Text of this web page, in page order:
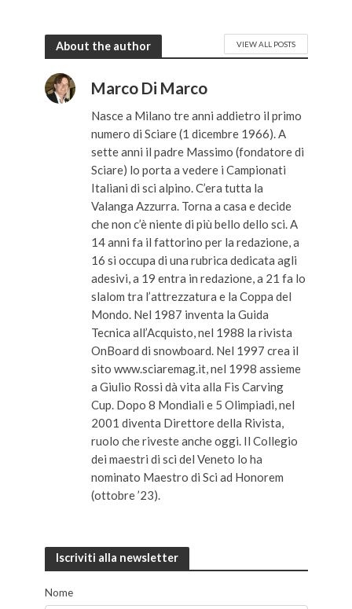
About the author VIEW ALL POSTS
Marco Di Marco
Nasce a Milano tre anni addietro il primo
numero di Sciare (1 dicembre 1966). A
sette anni il padre Massimo (fondatore di
Sciare) lo porta a vedere i Campionati
Italiani di sci alpino. C’era tutta la
Valanga Azzurra. Torna a casa e decide
che non c’è niente di più bello dello sci. A
14 anni fa il fattorino per la redazione, a
16 si occupa di una rubrica dedicata agli
adesivi, a 19 entra in redazione, a 21 fa lo
slalom tra l’attrezzatura e la Coppa del
Mondo. Nel 1987 inventa la Guida
Tecnica all’Acquisto, nel 1988 la rivista
OnBoard di snowboard. Nel 1997 crea il
sito www.sciaremag.it, nel 1998 assieme
a Giulio Rossi dà vita alla Fis Carving
Cup. Dopo 8 Mondiali e 5 Olimpiadi, nel
2001 diventa Direttore della Rivista,
ruolo che riveste anche oggi. Il Collegio
dei maestri di sci del Veneto lo ha
nominato Maestro di Sci ad Honorem
(ottobre ’23).
Iscriviti alla newsletter
Nome